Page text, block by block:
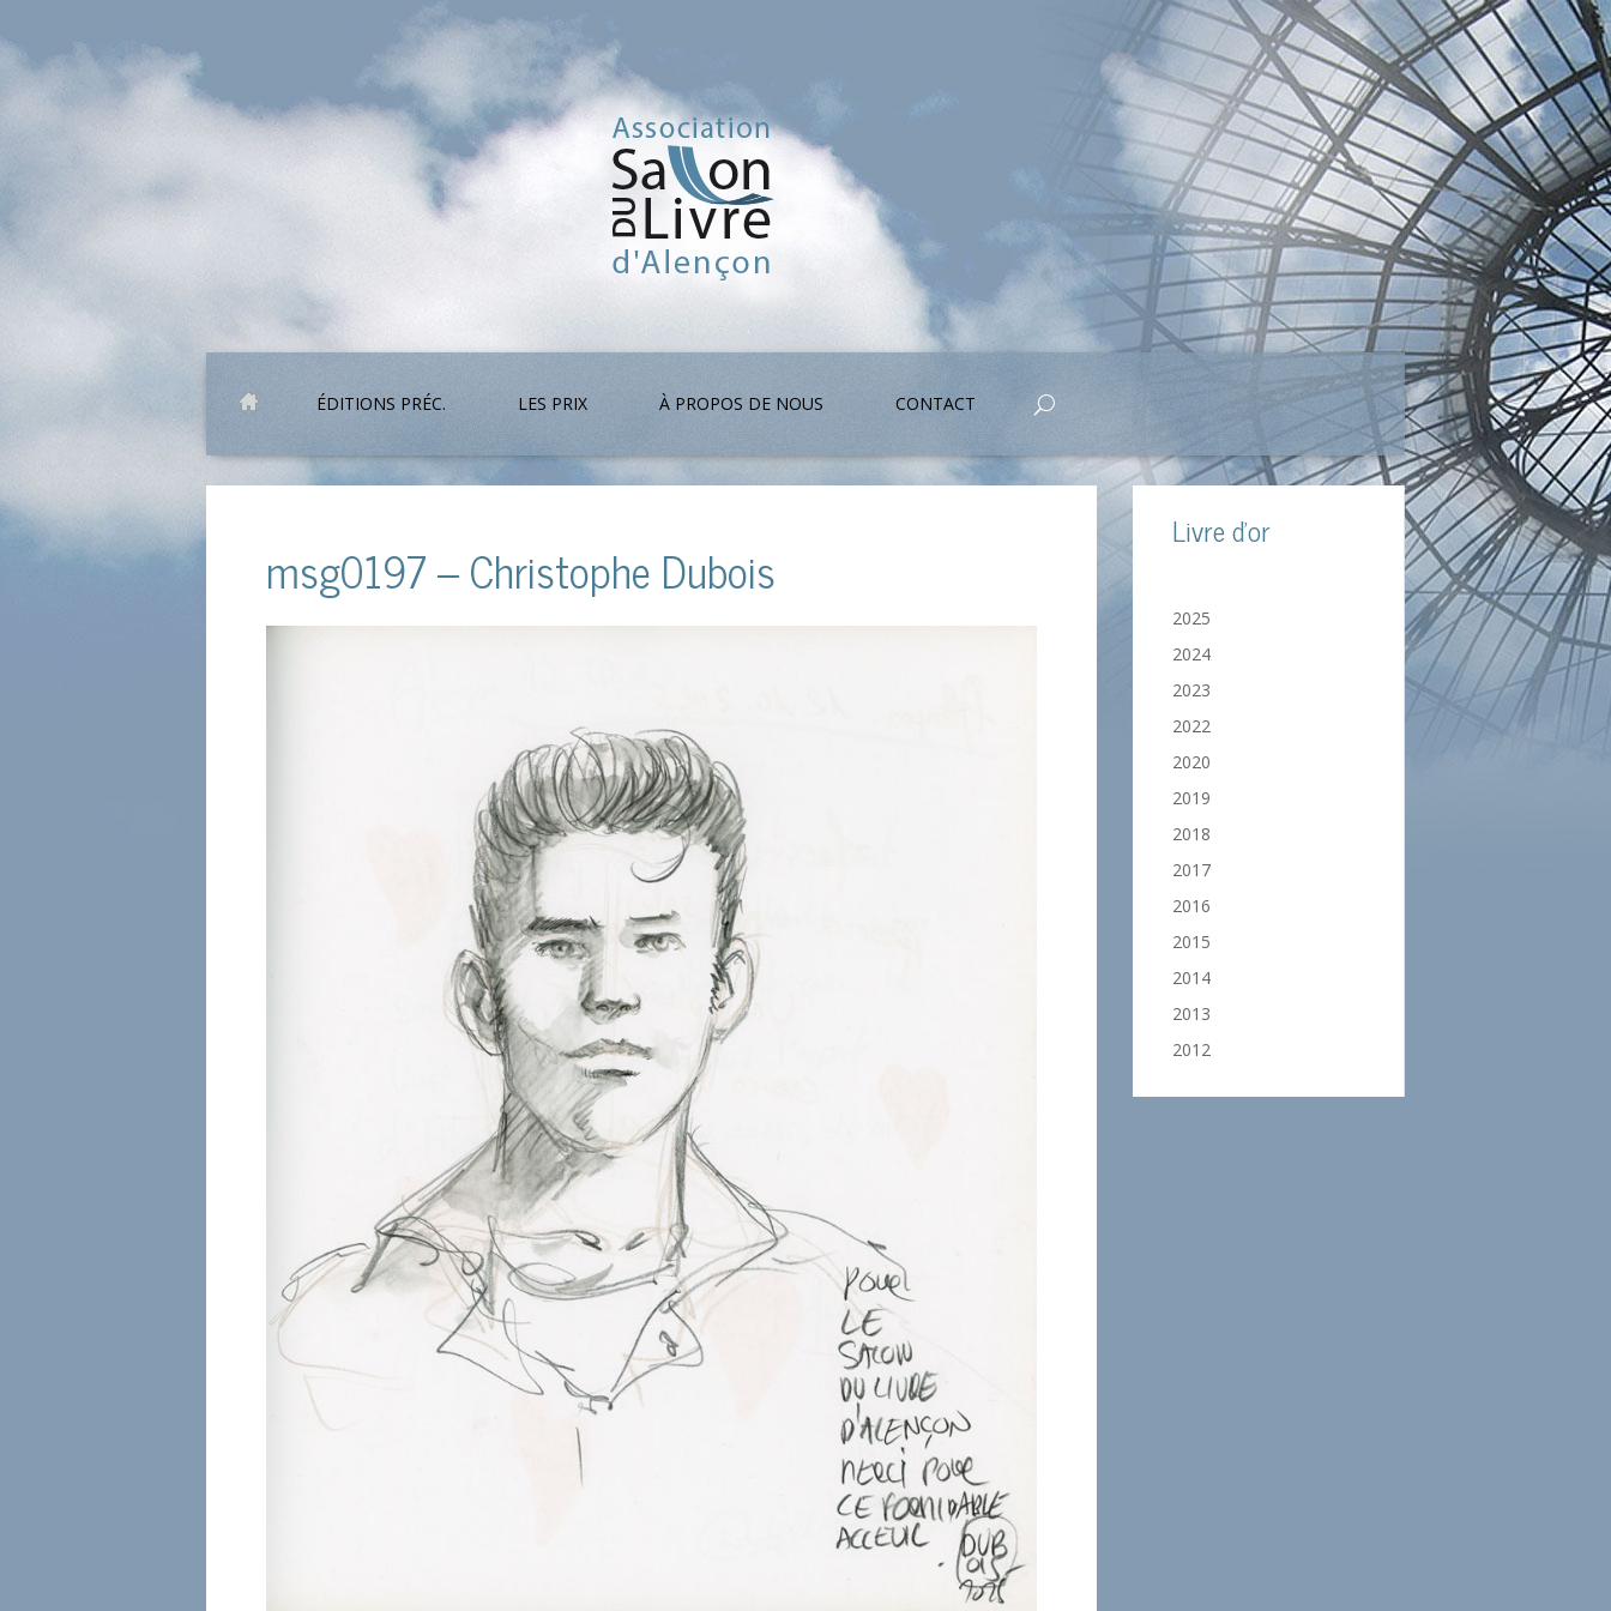
ÉDITIONS PRÉC. LES PRIX À PROPOS DE NOUS CONTACT
msg0197 – Christophe Dubois
Livre d'or
2025
2024
2023
2022
2020
2019
2018
2017
2016
2015
2014
2013
2012